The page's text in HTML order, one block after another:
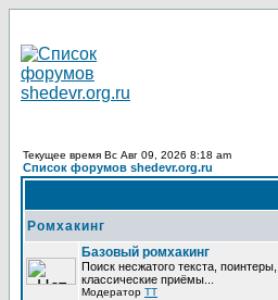
Текущее время Вс Авг 09, 2026 8:18 am
Список форумов shedevr.org.ru
Ромхакинг
Базовый ромхакинг
Поиск несжатого текста,
классические приёмы...
Модератор TT